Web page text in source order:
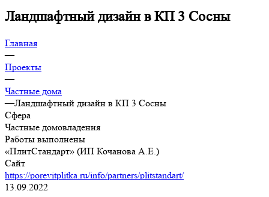
Ландшафтный дизайн в КП 3 Сосны
Главная
—
Проекты
—
Частные дома
—Ландшафтный дизайн в КП 3 Сосны
Сфера
Частные домовладения
Работы выполнены
«ПлитСтандарт» (ИП Кочанова А.Е.)
Сайт
https://porevitplitka.ru/info/partners/plitstandart/
13.09.2022